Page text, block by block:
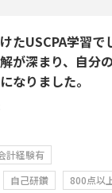
たUSCPA学習で
が深まり、自分
なりました。
計経験有
自己研鑽 800点以